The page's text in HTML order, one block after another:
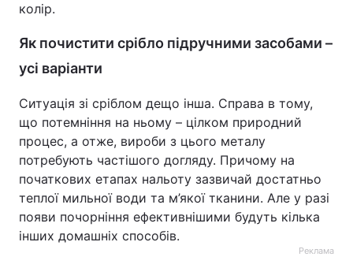
колір.
Як почистити срібло підручними засобами –
усі варіанти
Ситуація зі сріблом дещо інша. Справа в тому,
що потемніння на ньому – цілком природний
процес, а отже, вироби з цього металу
потребують частішого догляду. Причому на
початкових етапах нальоту зазвичай достатньо
теплої мильної води та м’якої тканини. Але у разі
появи почорніння ефективнішими будуть кілька
інших домашніх способів.
Реклама